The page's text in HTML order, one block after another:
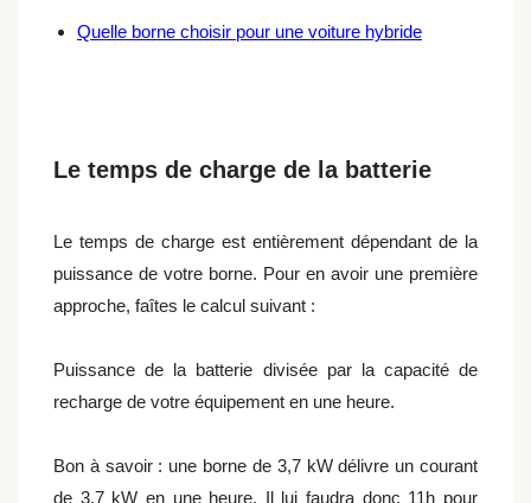
Quelle borne choisir pour une voiture hybride
Le temps de charge de la batterie
Le temps de charge est entièrement dépendant de la
puissance de votre borne. Pour en avoir une première
approche, faîtes le calcul suivant :
Puissance de la batterie divisée par la capacité de
recharge de votre équipement en une heure.
Bon à savoir : une borne de 3,7 kW délivre un courant
de 3,7 kW en une heure. Il lui faudra donc 11h pour